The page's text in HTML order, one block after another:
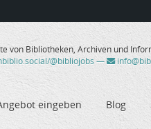
von Bibliotheken, Archiven und
@bibliojobs —
eingeben Blog